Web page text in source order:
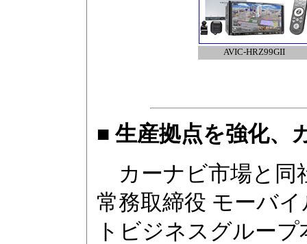
AVIC-HRZ99GII
■ 生産拠点を強化、
カーナビ市場と同
常務取締役 モーバ
トビジネスグルー